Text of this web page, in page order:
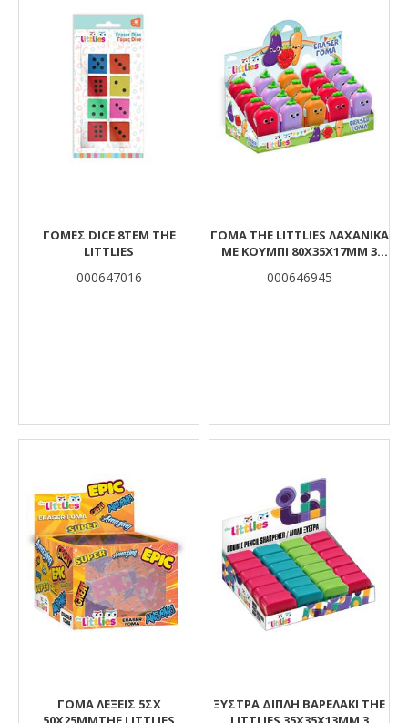
ΓΟΜΕΣ DICE 8TEM THE
LITTLIES
000647016
ΓΌΜΑ THE LITTLIES ΛΑΧΑΝΙΚΆ
ΜΕ ΚΟΥΜΠΊ 80X35X17MM 3
000646945
ΓΟΜΑ ΛΕΞΕΙΣ 5ΣΧ
ΞΎΣΤΡΑ ΔΙΠΛΉ ΒΑΡΕΛΆΚΙ THE